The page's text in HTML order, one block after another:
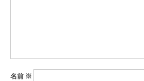
名前 ※